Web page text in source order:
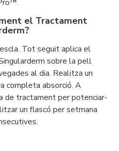
el Tractament
Tot seguit aplica el
sobre la pell
al dia. Realitza un
completa absorció. A
de tractament per potenciar-
un flascó per setmana